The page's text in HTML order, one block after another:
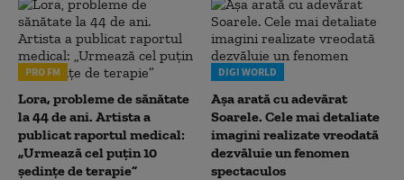
PRO FM
Lora, probleme de sănătate
la 44 de ani. Artista a
publicat raportul medical:
„Urmează cel puțin 10
ședințe de terapie”
DIGI WORLD
Așa arată cu adevărat
Soarele. Cele mai detaliate
imagini realizate vreodată
dezvăluie un fenomen
spectaculos